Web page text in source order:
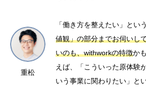
重松
「働き方を整えたい」とい
値観」の部分までお伺いし
いのも、withworkの特徴か
えば、「こういった原体験
いう事業に関わりたい」と